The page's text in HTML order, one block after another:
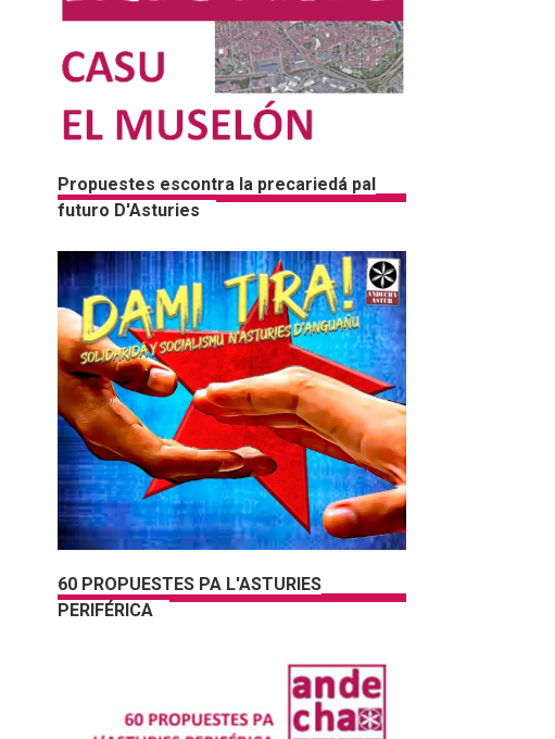
Propuestes escontra la precariedá pal
futuro D'Asturies
60 PROPUESTES PA L'ASTURIES
PERIFÉRICA